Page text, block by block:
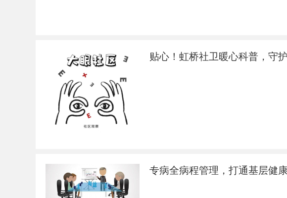
贴心！虹桥社卫暖心科普，守
专病全病程管理，打通基层健